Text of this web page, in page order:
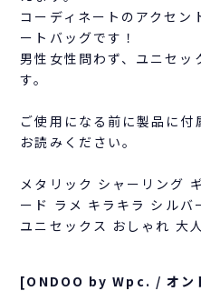
コーディネートのアクセン
ートバッグです！
男性女性問わず、ユニセッ
す。
ご使用になる前に製品に
お読みください。
メタリック シャーリング
ード ラメ キラキラ シルバ
ユニセックス おしゃれ 大
[ONDOO by Wpc. / オン